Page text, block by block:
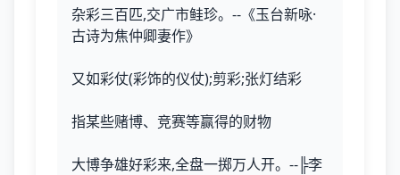
杂彩三百匹,交广市鲑珍。--《玉台新咏·
古诗为焦仲卿妻作》
又如彩仗(彩饰的仪仗);剪彩;张灯结彩
指某些赌博、竞赛等赢得的财物
大博争雄好彩来,全盘一掷万人开。--╠李